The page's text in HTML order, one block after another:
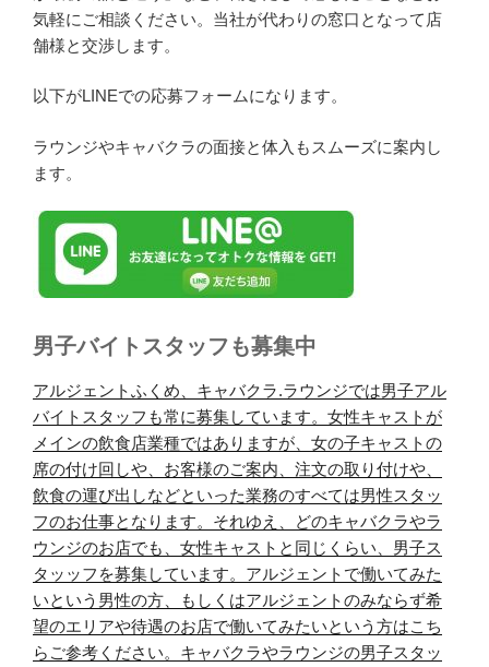
気軽にご相談ください。当社が代わりの窓口となって店
舗様と交渉します。
以下がLINEでの応募フォームになります。
ラウンジやキャバクラの面接と体入もスムーズに案内し
ます。
男子バイトスタッフも募集中
アルジェントふくめ、キャバクラ.ラウンジでは男子アル
バイトスタッフも常に募集しています。女性キャストが
メインの飲食店業種ではありますが、女の子キャストの
席の付け回しや、お客様のご案内、注文の取り付けや、
飲食の運び出しなどといった業務のすべては男性スタッ
フのお仕事となります。それゆえ、どのキャバクラやラ
ウンジのお店でも、女性キャストと同じくらい、男子ス
タッッフを募集しています。アルジェントで働いてみた
いという男性の方、もしくはアルジェントのみならず希
望のエリアや待遇のお店で働いてみたいという方はこち
らご参考ください。キャバクラやラウンジの男子スタッ